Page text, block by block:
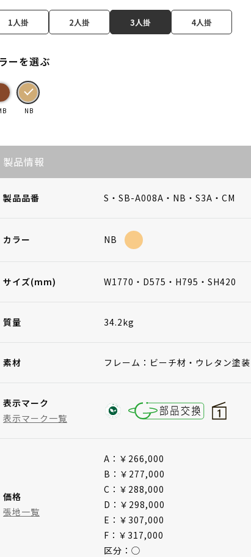
1人掛 2人掛 3人掛 4人掛
ーを選ぶ
NB
製品情報
製品品番 S・SB-A008A・NB・S3A・CM
カラー NB
サイズ(mm) W1770・D575・H795・SH420
質量 34.2kg
素材 フレーム：ビーチ材・ウレタン塗装
表示マーク
表示マーク一覧
価格
張地一覧
A：￥266,000
B：￥277,000
C：￥288,000
D：￥298,000
E：￥307,000
F：￥317,000
区分：◯